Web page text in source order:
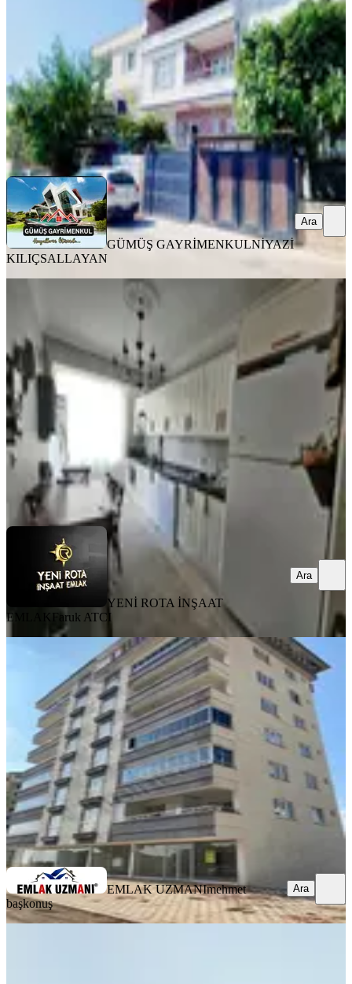
·160 m²·06.08.2026
7.300.000 ₺
GÜMÜŞ GAYRİMENKULNİYAZİ KILIÇSALLAYAN
Ara
GÜMÜŞ GAYRİMENKULNİYAZİ
KILIÇSALLAYAN
Ara
Yeni Rota Emlaktan Merkezi
Konumda Satılık 3+1 Daire
Onikişubat, Akif İnan Mahallesi
3+1·150 m²· 1. Kat 05.08.2026
YENİ ROTA İNŞAAT EMLAKFaruk ATCI
Ara
YENİ ROTA İNŞAAT
EMLAK Faruk ATCI
Ara
Yamaçtepe'de Fırsat Daire 3+1
Onikişubat, Yamaçtepe Mahallesi
3+1 ·140 m²·6. Kat · 05.08.2026
4.250.000 ₺
EMLAK UZMANImehmet başkonuş
Ara
EMLAK UZMANImehmet
başkonuş
Ara